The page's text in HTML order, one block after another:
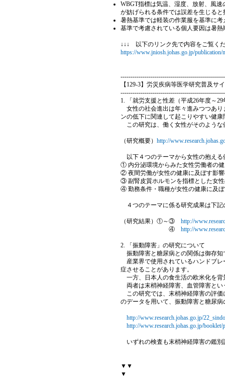
WBGT指標は気温、湿度、放射、風
が妨げられる条件では誤差を生じる
暑熱基準では軽装の作業服を基準に
基準で考慮されている個人要因は暑
↓↓↓ 以下のリンク先で内容をご覧く
https://www.jniosh.johas.go.jp/publication/
【129-3】労災疾病等医学研究普及サ
1. 「就労支援と性差（平成26年度～
女性の社会進出は年々進みつつあり
ンの低下に関連して起こりやすい健
この研究は、働く女性がそのような
（研究概要） http://
以下４つのテーマから女性の抱える
① 内分泌環境からみた女性労働者の
② 夜間労働が女性の健康に及ぼす影
③ 副腎皮質ホルモンを指標とした女
④ 勤務条件・職種が女性の健康に及
４つのテーマに係る研究成果は下記
（研究結果）①～③ http://
④ http://
2. 「振動障害」の研究について
振動障害と糖尿病との関係は御存知
産業界で使用されているハンドブレ
症させることがあります。
一方、日本人の食生活の欧米化を背
両者は末梢神経障害、血管障害とい
この研究では、末梢神経障害の評価
のデータを用いて、振動障害と糖尿
http://www.research.johas.go.jp/
http://www.research.johas.go.jp/
いずれの検査も末梢神経障害の鑑別
▼▼
▼